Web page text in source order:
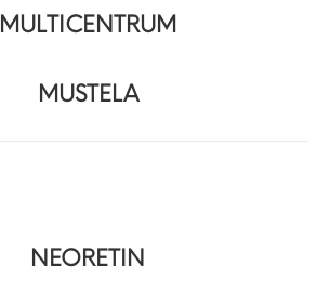
MULTICENTRUM
MUSTELA
NEORETIN